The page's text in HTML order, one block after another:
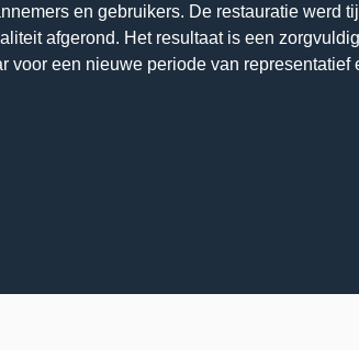
en gebruikers. De restauratie werd
afgerond. Het resultaat is een zorgvuldig
voor een nieuwe periode van representatief